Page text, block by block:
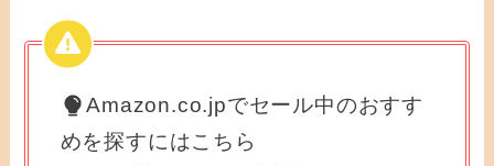
Amazon.co.jpでセール中のおすす
めを探すにはこちら